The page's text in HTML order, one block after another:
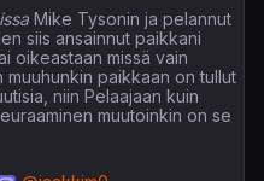
Mike Tysonin ja pelannut
siis ansainnut paikkani
oikeastaan missä vain
paikkaan on tullut
niin Pelaajaan kuin
muutoinkin on se